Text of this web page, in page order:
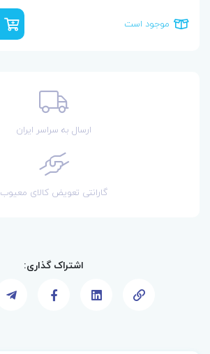
موجود است
ارسال به سراسر ایران
گارانتی تعویض کالای معیوب
اشتراک گذاری: